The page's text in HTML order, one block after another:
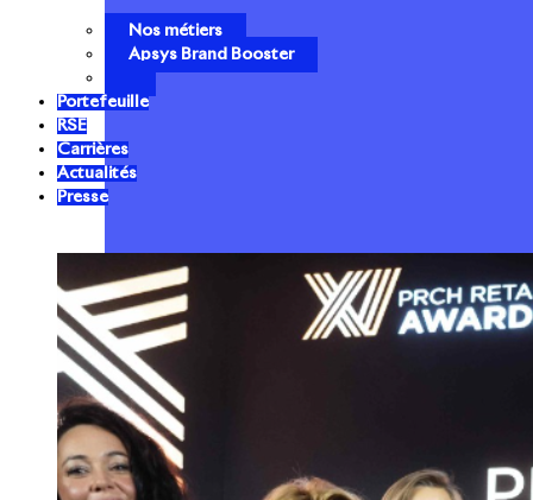
Nos métiers
Apsys Brand Booster
Portefeuille
RSE
Carrières
Actualités
Presse